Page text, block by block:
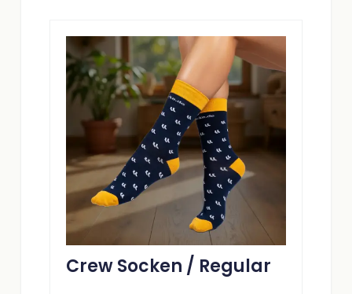
Crew Socken / Regular